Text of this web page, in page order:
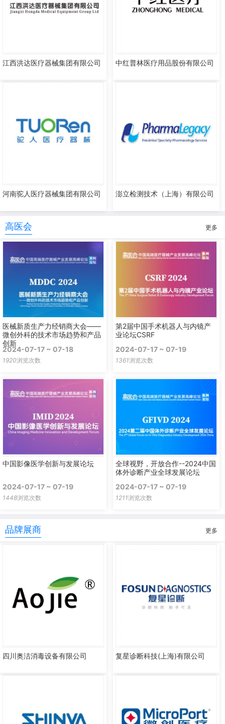
江西洪达医疗器械集团有限公司 中红普林医疗用品股份有限公司
河南驼人医疗器械集团有限公司 澎立检测技术（上海）有限公司
高医会 更多
医械新质生产力经销商大会——
微创外科的技术市场趋势和产品
创新
2024-07-17 ~ 07-18
1920浏览次数
第2届中国手术机器人与内镜产
业论坛CSRF
2024-07-17 ~ 07-19
1361浏览次数
中国影像医学创新与发展论坛
2024-07-17 ~ 07-19
1448浏览次数
全球视野，开放合作--2024中国
体外诊断产业全球发展论坛
2024-07-17 ~ 07-19
1211浏览次数
品牌展商 更多
四川奥洁消毒设备有限公司 复星诊断科技(上海)有限公司